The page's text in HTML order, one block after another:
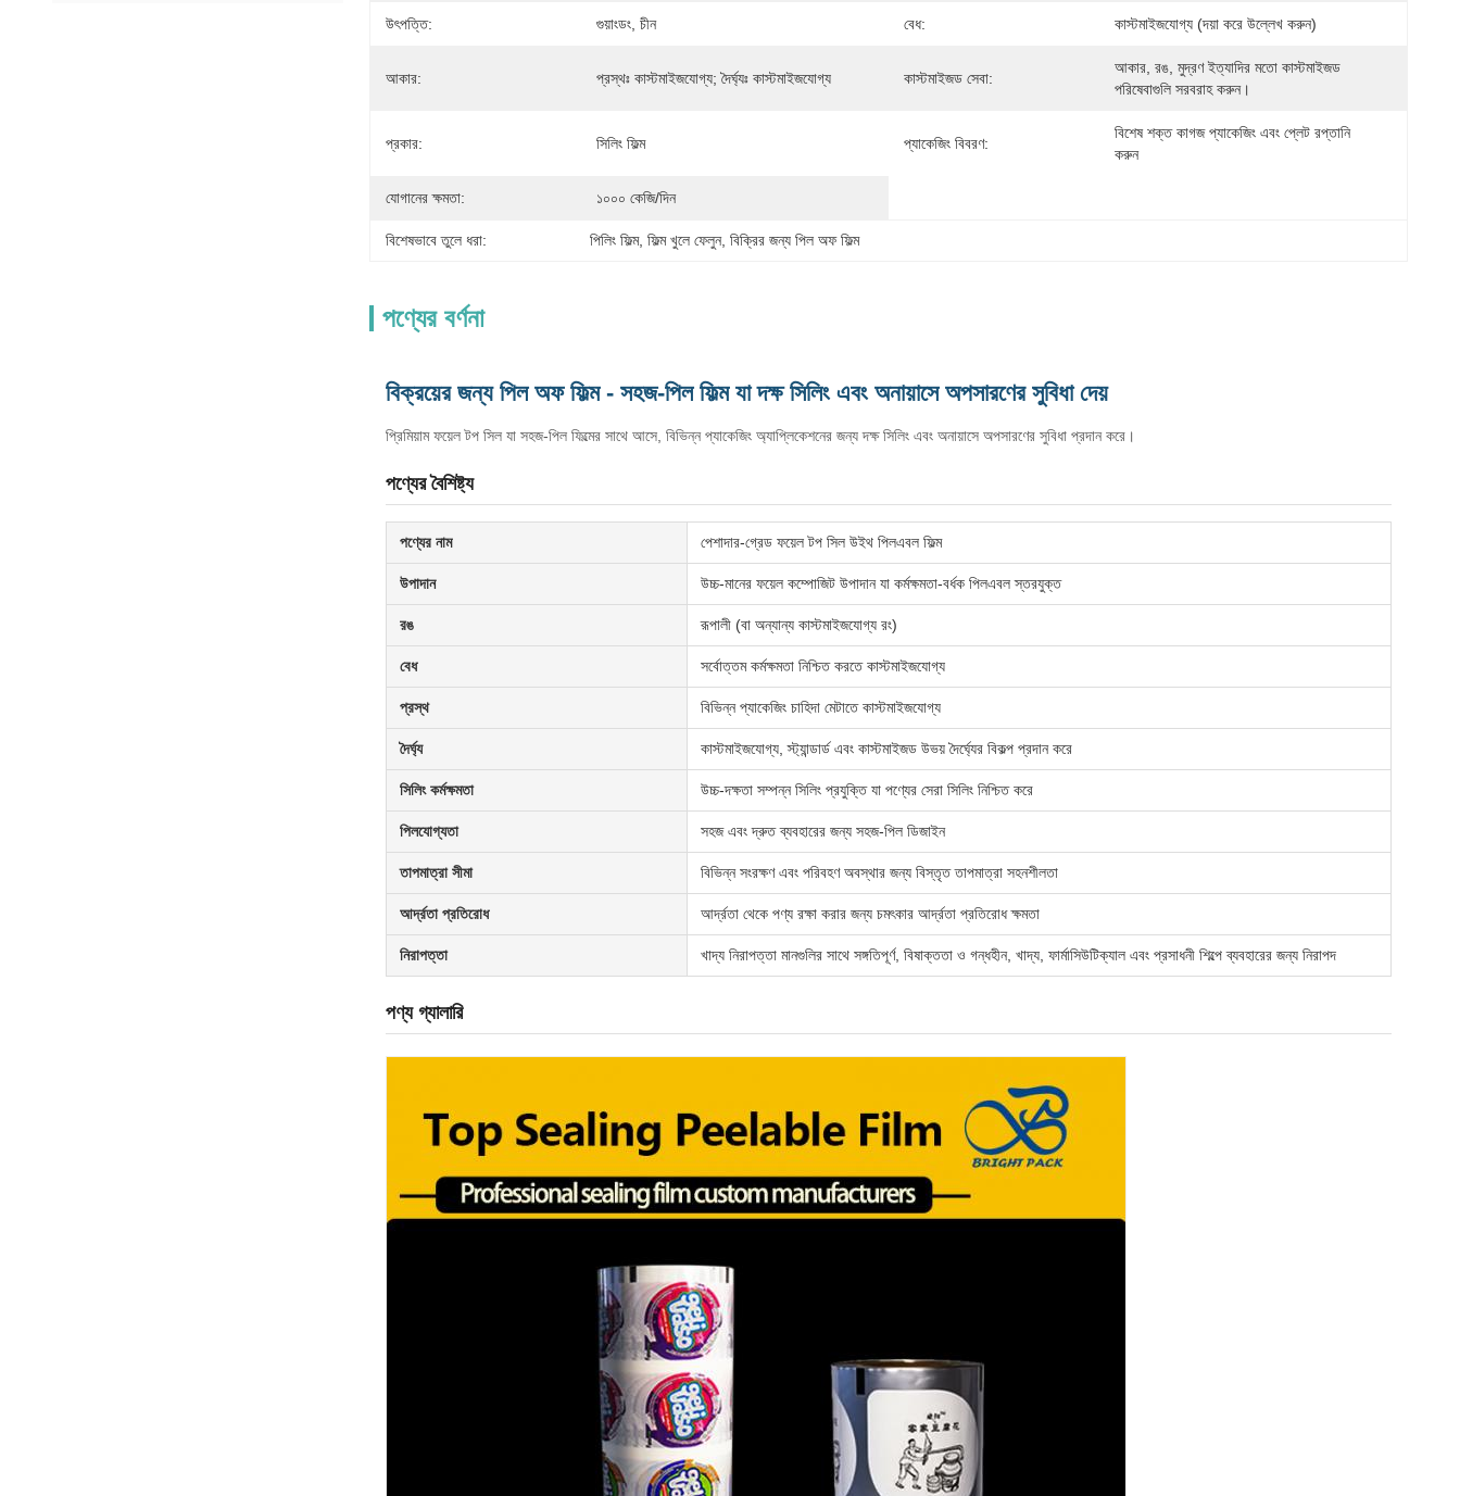
উৎপত্তি: গুয়াংডং, চীন বেধ: কাস্টমাইজযোগ্য (দয়া করে উল্লেখ করুন)
আকার: প্রস্থঃ কাস্টমাইজযোগ্য; দৈর্ঘ্যঃ কাস্টমাইজযোগ্য কাস্টমাইজড সেবা:
আকার, রঙ, মুদ্রণ ইত্যাদির মতো কাস্টমাইজড
পরিষেবাগুলি সরবরাহ করুন।
প্রকার: সিলিং ফিল্ম প্যাকেজিং বিবরণ:
বিশেষ শক্ত কাগজ প্যাকেজিং এবং প্লেট রপ্তানি
করুন
যোগানের ক্ষমতা: ১০০০ কেজি/দিন
বিশেষভাবে তুলে ধরা: পিলিং ফিল্ম, ফিল্ম খুলে ফেলুন, বিক্রির জন্য পিল অফ ফিল্ম
পণ্যের বর্ণনা
বিক্রয়ের জন্য পিল অফ ফিল্ম - সহজ-পিল ফিল্ম যা দক্ষ সিলিং এবং অনায়াসে অপসারণের সুবিধা দেয়
প্রিমিয়াম ফয়েল টপ সিল যা সহজ-পিল ফিল্মের সাথে আসে, বিভিন্ন প্যাকেজিং অ্যাপ্লিকেশনের জন্য দক্ষ সিলিং এবং অনায়াসে অপসারণের সুবিধা প্রদান করে।
পণ্যের বৈশিষ্ট্য
পণ্যের নাম পেশাদার-গ্রেড ফয়েল টপ সিল উইথ পিলএবল ফিল্ম
উপাদান উচ্চ-মানের ফয়েল কম্পোজিট উপাদান যা কর্মক্ষমতা-বর্ধক পিলএবল স্তরযুক্ত
রঙ রূপালী (বা অন্যান্য কাস্টমাইজযোগ্য রং)
বেধ সর্বোত্তম কর্মক্ষমতা নিশ্চিত করতে কাস্টমাইজযোগ্য
প্রস্থ বিভিন্ন প্যাকেজিং চাহিদা মেটাতে কাস্টমাইজযোগ্য
দৈর্ঘ্য কাস্টমাইজযোগ্য, স্ট্যান্ডার্ড এবং কাস্টমাইজড উভয় দৈর্ঘ্যের বিকল্প প্রদান করে
সিলিং কর্মক্ষমতা উচ্চ-দক্ষতা সম্পন্ন সিলিং প্রযুক্তি যা পণ্যের সেরা সিলিং নিশ্চিত করে
পিলযোগ্যতা সহজ এবং দ্রুত ব্যবহারের জন্য সহজ-পিল ডিজাইন
তাপমাত্রা সীমা বিভিন্ন সংরক্ষণ এবং পরিবহণ অবস্থার জন্য বিস্তৃত তাপমাত্রা সহনশীলতা
আর্দ্রতা প্রতিরোধ আর্দ্রতা থেকে পণ্য রক্ষা করার জন্য চমৎকার আর্দ্রতা প্রতিরোধ ক্ষমতা
নিরাপত্তা খাদ্য নিরাপত্তা মানগুলির সাথে সঙ্গতিপূর্ণ, বিষাক্ততা ও গন্ধহীন, খাদ্য, ফার্মাসিউটিক্যাল এবং প্রসাধনী শিল্পে ব্যবহারের জন্য নিরাপদ
পণ্য গ্যালারি